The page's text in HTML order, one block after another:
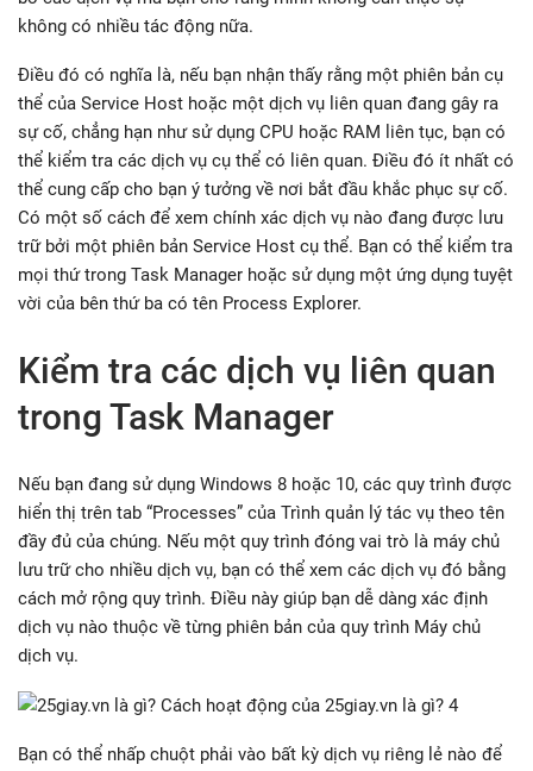
không có nhiều tác động nữa.
Điều đó có nghĩa là, nếu bạn nhận thấy rằng một phiên bản cụ
thể của Service Host hoặc một dịch vụ liên quan đang gây ra
sự cố, chẳng hạn như sử dụng CPU hoặc RAM liên tục, bạn có
thể kiểm tra các dịch vụ cụ thể có liên quan. Điều đó ít nhất có
thể cung cấp cho bạn ý tưởng về nơi bắt đầu khắc phục sự cố.
Có một số cách để xem chính xác dịch vụ nào đang được lưu
trữ bởi một phiên bản Service Host cụ thể. Bạn có thể kiểm tra
mọi thứ trong Task Manager hoặc sử dụng một ứng dụng tuyệt
vời của bên thứ ba có tên Process Explorer.
Kiểm tra các dịch vụ liên quan
trong Task Manager
Nếu bạn đang sử dụng Windows 8 hoặc 10, các quy trình được
hiển thị trên tab “Processes” của Trình quản lý tác vụ theo tên
đầy đủ của chúng. Nếu một quy trình đóng vai trò là máy chủ
lưu trữ cho nhiều dịch vụ, bạn có thể xem các dịch vụ đó bằng
cách mở rộng quy trình. Điều này giúp bạn dễ dàng xác định
dịch vụ nào thuộc về từng phiên bản của quy trình Máy chủ
dịch vụ.
Bạn có thể nhấp chuột phải vào bất kỳ dịch vụ riêng lẻ nào để